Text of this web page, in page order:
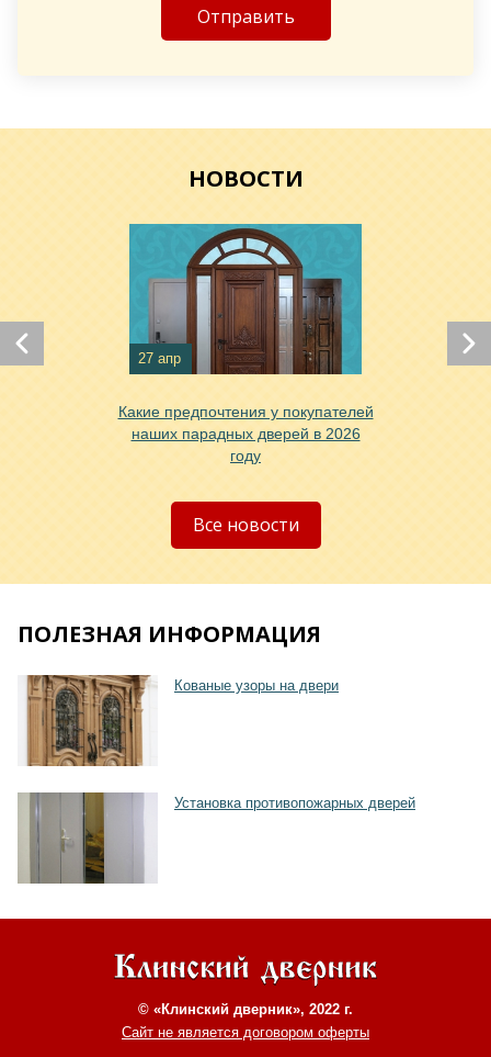
НОВОСТИ
27 апр
Какие предпочтения у покупателей
наших парадных дверей в 2026
году
Все новости
ПОЛЕЗНАЯ ИНФОРМАЦИЯ
Кованые узоры на двери
Установка противопожарных дверей
© «Клинский дверник», 2022 г.
Сайт не является договором оферты